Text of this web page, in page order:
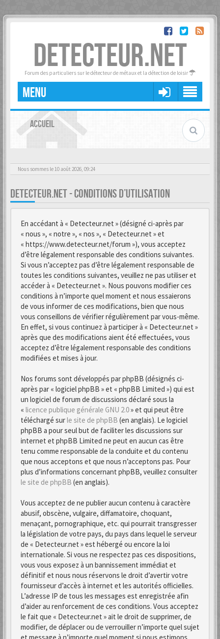
DETECTEUR.NET
Forum des particuliers sur le détecteur de métaux et la détection de loisir
MENU
ACCUEIL
Nous sommes le 10 août 2026, 09:24
DETECTEUR.NET - CONDITIONS D’UTILISATION
En accédant à « Detecteur.net » (désigné ci-après par
« nous », « notre », « nos », « Detecteur.net » et
« https://www.detecteur.net/forum »), vous acceptez
d’être légalement responsable des conditions suivantes.
Si vous n’acceptez pas d’être légalement responsable de
toutes les conditions suivantes, veuillez ne pas utiliser et
accéder à « Detecteur.net ». Nous pouvons modifier ces
conditions à n’importe quel moment et nous essaierons
de vous informer de ces modifications, bien que nous
vous conseillons de vérifier régulièrement par vous-même.
En effet, si vous continuez à participer à « Detecteur.net »
après que des modifications aient été effectuées, vous
acceptez d’être légalement responsable des conditions
modifiées et mises à jour.
Nos forums sont développés par phpBB (désignés ci-
après par « logiciel phpBB » et « phpBB Limited ») qui est
un logiciel de forum de discussions déclaré sous la
« licence publique générale GNU 2.0» et qui peut être
téléchargé surle site de phpBB (en anglais). Le logiciel
phpBB a pour seul but de faciliter les discussions sur
internet et phpBB Limited ne peut en aucun cas être
tenu comme responsable de la conduite et du contenu
que nous acceptons et que nous n’acceptons pas. Pour
plus d’informations concernant phpBB, veuillez consulter
le site de phpBB (en anglais).
Vous acceptez de ne publier aucun contenu à caractère
abusif, obscène, vulgaire, diffamatoire, choquant,
menaçant, pornographique, etc. qui pourrait transgresser
la législation de votre pays, du pays dans lequel le serveur
de « Detecteur.net » est hébergé ou encore la loi
internationale. Si vous ne respectez pas ces dispositions,
vous vous exposez à un bannissement immédiat et
définitif et nous nous réservons le droit d’avertir votre
fournisseur d’accès à internet et les autorités officielles.
L’adresse IP de tous les messages est enregistrée afin
d’aider au renforcement de ces conditions. Vous acceptez
le fait que « Detecteur.net » ait le droit de supprimer, de
modifier, de déplacer ou de verrouiller n’importe quel sujet